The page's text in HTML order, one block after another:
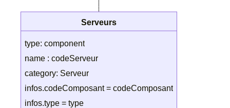
(Community)
`nokiansp2canopsis`
Notes de version Canopsis
4.6.3
Notes de version Canopsis
4.6.2
Serveurs
type: component
name : codeServeur
category: Serveur
infos.codeComposant = codeComposant
infos.type = type